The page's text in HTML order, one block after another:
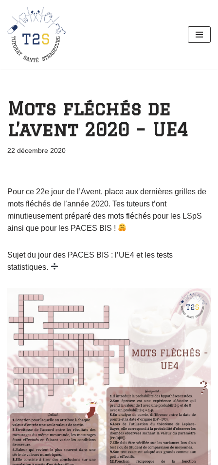
Aller
au
contenu
Mots fléchés de
l’avent 2020 – UE4
22 décembre 2020
Pour ce 22e jour de l’Avent, place aux dernières grilles de
mots fléchés de l’année 2020. Tes tuteurs t’ont
minutieusement préparé des mots fléchés pour les LSpS
ainsi que pour les PACES BIS !
Sujet du jour des PACES BIS : l’UE4 et les tests
statistiques.